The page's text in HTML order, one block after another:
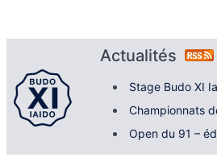
Actualités
Stage Budo XI
Championnats
Open du 91 –